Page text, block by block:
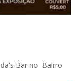
Bar no Bairro